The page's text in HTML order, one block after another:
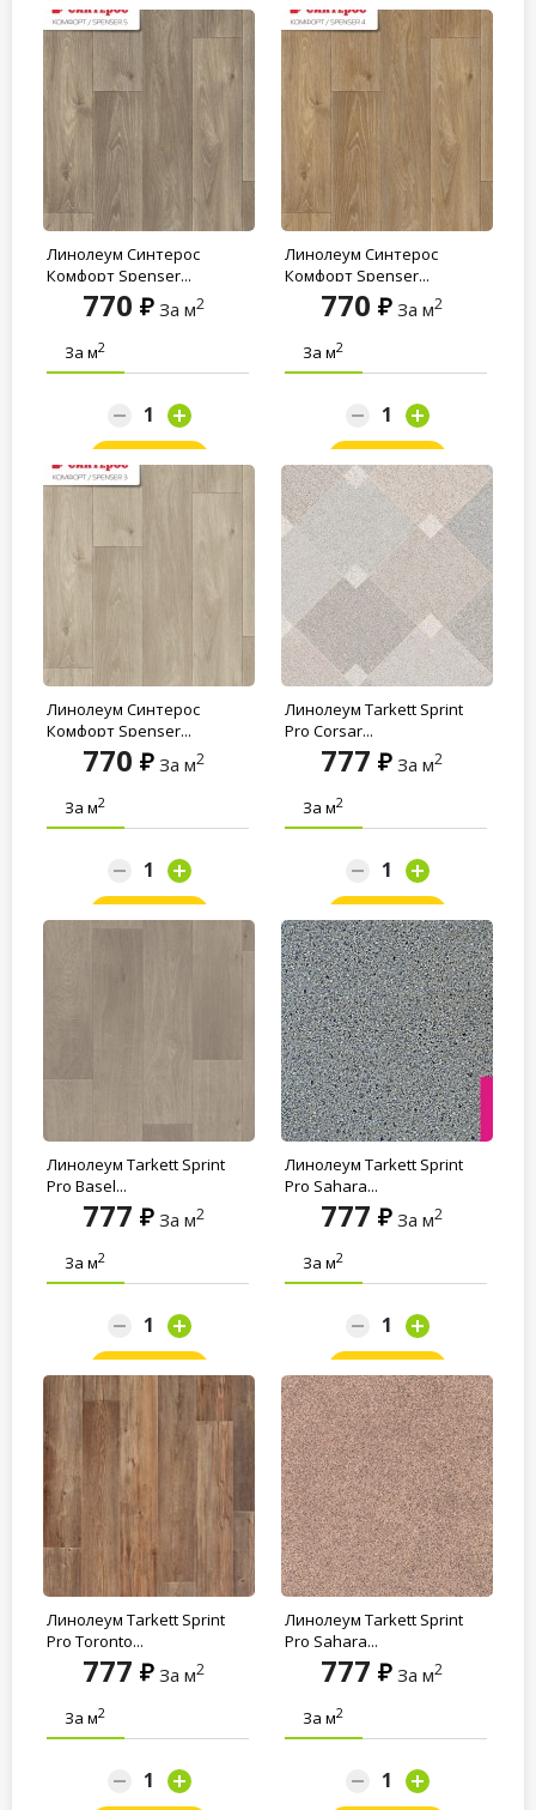
Линолеум Синтерос
Комфорт Spenser...
770 За м2
За м2
Линолеум Синтерос
Комфорт Spenser...
770 За м2
За м2
Линолеум Синтерос
Комфорт Spenser...
770 За м2
За м2
Линолеум Tarkett Sprint
Pro Corsar...
777 За м2
За м2
Линолеум Tarkett Sprint
Pro Basel...
777 За м2
За м2
Линолеум Tarkett Sprint
Pro Sahara...
777 За м2
За м2
Линолеум Tarkett Sprint
Pro Toronto...
777 За м2
За м2
Линолеум Tarkett Sprint
Pro Sahara...
777 За м2
За м2